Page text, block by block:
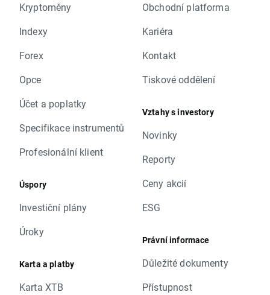
Kryptoměny
Indexy
Forex
Opce
Účet a poplatky
Specifikace instrumentů
Profesionální klient
Úspory
Investiční plány
Úroky
Karta a platby
Karta XTB
Obchodní platforma
Kariéra
Kontakt
Tiskové oddělení
Vztahy s investory
Novinky
Reporty
Ceny akcií
ESG
Právní informace
Důležité dokumenty
Přístupnost